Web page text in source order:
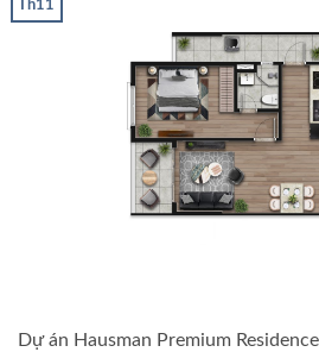
Th11
Dự án Hausman Premium